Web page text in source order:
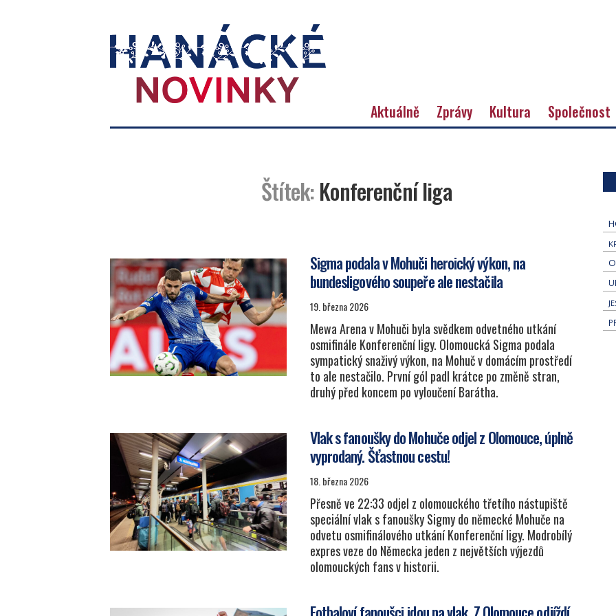
novinky
Aktuálně Zprávy Kultura Společnost
Štítek:Konferenční liga
Sigma podala v Mohuči heroický výkon, na
bundesligového soupeře ale nestačila
19. března 2026
Mewa Arena v Mohuči byla svědkem odvetného utkání
osmifinále Konferenční ligy. Olomoucká Sigma podala
sympatický snaživý výkon, na Mohuč v domácím prostředí
to ale nestačilo. První gól padl krátce po změně stran,
druhý před koncem po vyloučení Barátha.
Vlak s fanoušky do Mohuče odjel z Olomouce, úplně
vyprodaný. Šťastnou cestu!
18. března 2026
Přesně ve 22:33 odjel z olomouckého třetího nástupiště
speciální vlak s fanoušky Sigmy do německé Mohuče na
odvetu osmifinálového utkání Konferenční ligy. Modrobílý
expres veze do Německa jeden z největších výjezdů
olomouckých fans v historii.
Fotbaloví fanoušci jdou na vlak. Z Olomouce odjíždí